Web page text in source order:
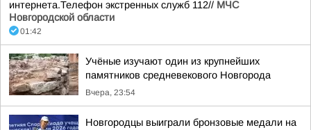
интернета.Телефон экстренных служб 112// МЧС
Новгородской области
01:42
Учёные изучают один из крупнейших
памятников средневекового Новгорода
Вчера, 23:54
Новгородцы выиграли бронзовые медали на